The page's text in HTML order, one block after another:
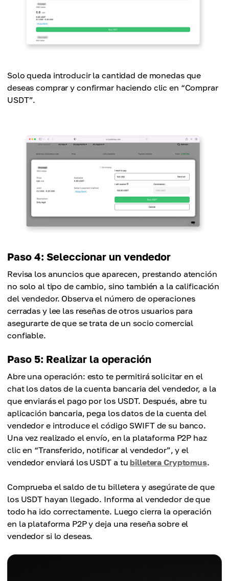
Solo queda introducir la cantidad de monedas que
deseas comprar y confirmar haciendo clic en “Comprar
USDT”.
Paso 4: Seleccionar un vendedor
Revisa los anuncios que aparecen, prestando atención
no solo al tipo de cambio, sino también a la calificación
del vendedor. Observa el número de operaciones
cerradas y lee las reseñas de otros usuarios para
asegurarte de que se trata de un socio comercial
confiable.
Paso 5: Realizar la operación
Abre una operación: esto te permitirá solicitar en el
chat los datos de la cuenta bancaria del vendedor, a la
que enviarás el pago por los USDT. Después, abre tu
aplicación bancaria, pega los datos de la cuenta del
vendedor e introduce el código SWIFT de su banco.
Una vez realizado el envío, en la plataforma P2P haz
clic en “Transferido, notificar al vendedor”, y el
vendedor enviará los USDT a tubilletera Cryptomus.
Comprueba el saldo de tu billetera y asegúrate de que
los USDT hayan llegado. Informa al vendedor de que
todo ha ido correctamente. Luego cierra la operación
en la plataforma P2P y deja una reseña sobre el
vendedor si lo deseas.